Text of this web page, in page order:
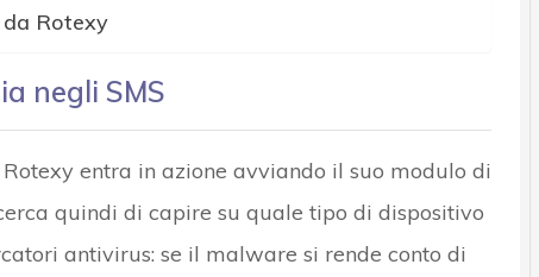
Rotexy
negli SMS
entra in azione avviando il suo modulo di
quindi di capire su quale tipo di dispositivo
antivirus: se il malware si rende conto di